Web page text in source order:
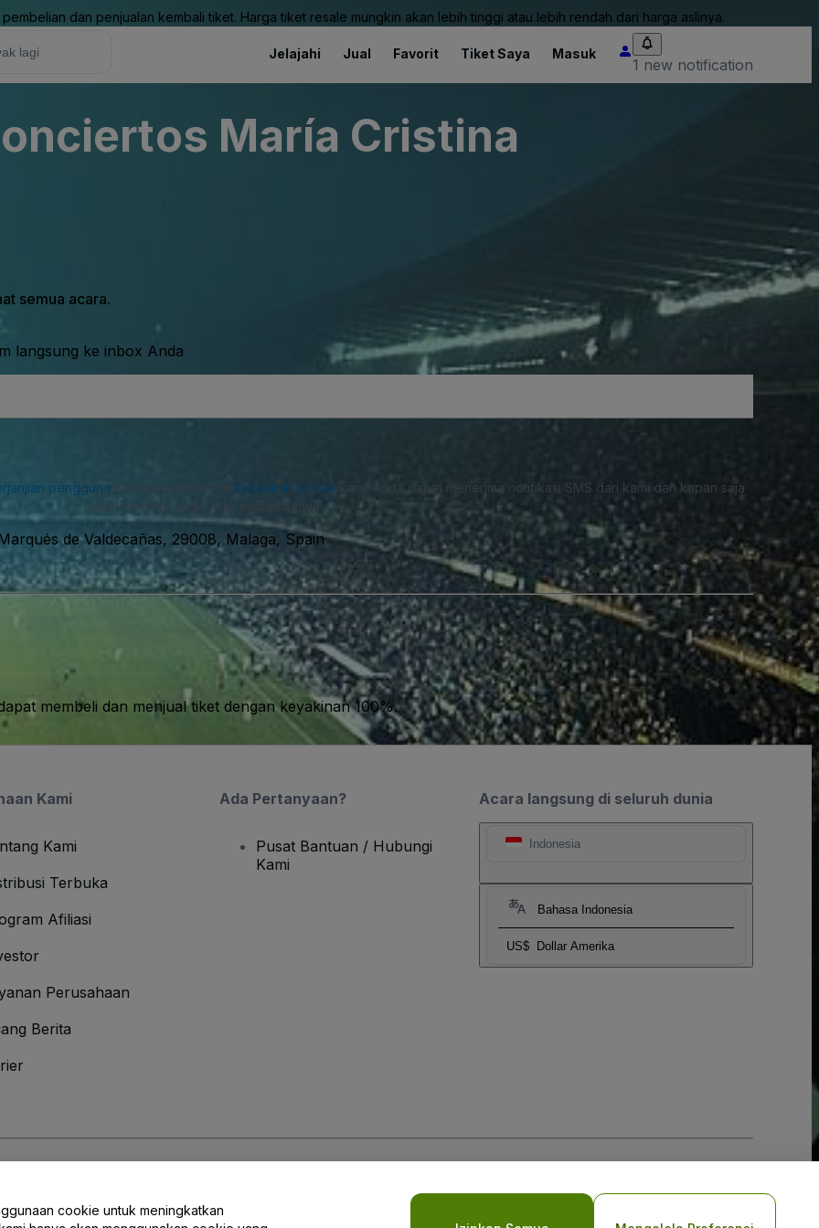
dan penjualan kembali tiket. Harga tiket resale mungkin akan lebih tinggi atau lebih rendah dari harga aslinya.
Jelajahi Jual Favorit Tiket Saya Masuk
1 new notification
María Cristina
semua acara.
langsung ke inbox Anda
pengguna kebijakan privasi kami. Anda dapat menerima notifikasi SMS dari kami dan kapan saja
dapat memilih untuk tidak menerimanya.
de Valdecañas, 29008, Malaga, Spain
membeli dan menjual tiket dengan keyakinan 100%.
Acara langsung di seluruh dunia
Indonesia
Bahasa Indonesia
US$ Dollar Amerika
Kami
Kami
Terbuka
Afiliasi
Perusahaan
Berita
Ada Pertanyaan?
Pusat Bantuan / Hubungi
Kami
Kebijakan Privasi Seluler
cookie untuk meningkatkan